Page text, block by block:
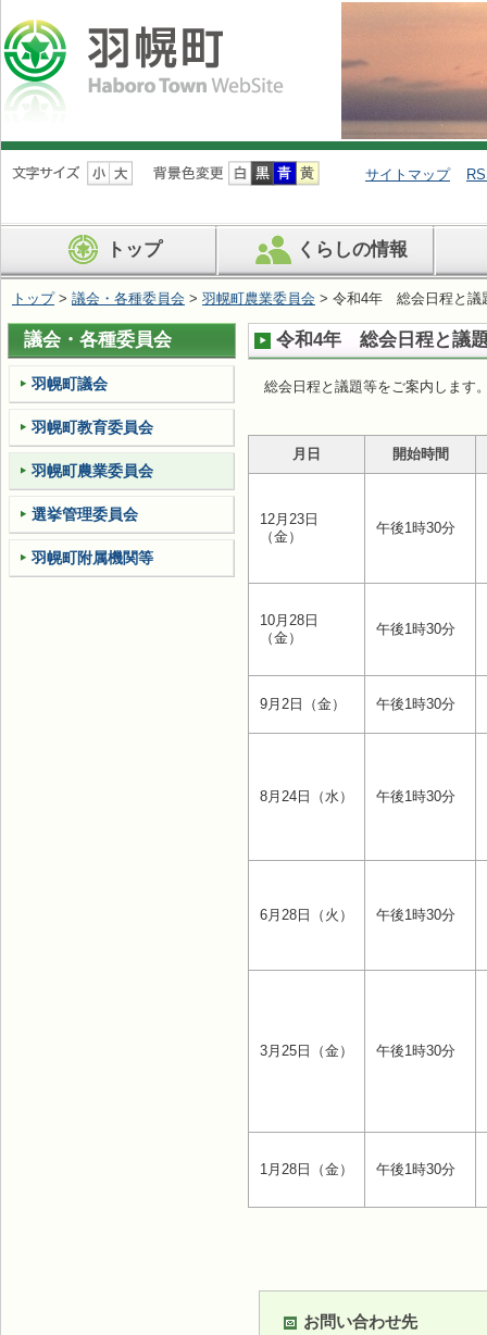
ナ
ビ
ン
を
ば
す
サイトマップ
トップ くらしの情報
トップ> 議会・各種委員会 > 羽幌町農業委員会 > 令和4年 総会日程と議
令和4年 総会日程と議
総会日程と議題等をご案内します
月日 開始時間
12月23日
（金）
午後1時30分
10月28日
（金）
午後1時30分
9月2日（金） 午後1時30分
8月24日（水） 午後1時30分
6月28日（火） 午後1時30分
3月25日（金） 午後1時30分
1月28日（金） 午後1時30分
お問い合わせ先
議会・各種委員会
羽幌町議会
羽幌町教育委員会
羽幌町農業委員会
選挙管理委員会
羽幌町附属機関等